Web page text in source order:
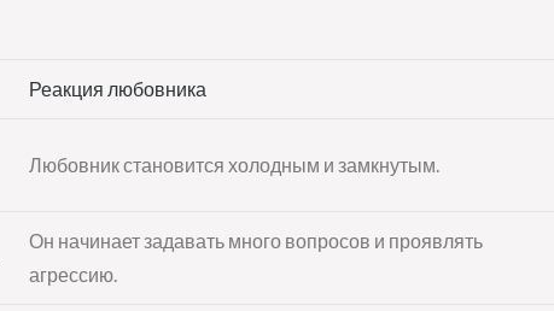
Реакция любовника
Любовник становится холодным и замкнутым.
Он начинает задавать много вопросов и проявлять
агрессию.